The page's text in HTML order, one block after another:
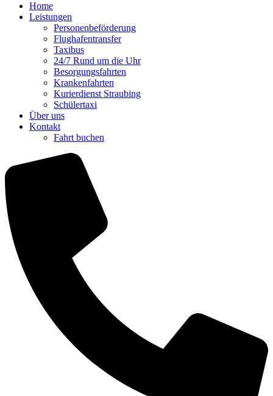
Home
Leistungen
Personenbeförderung
Flughafentransfer
Taxibus
24/7 Rund um die Uhr
Besorgungsfahrten
Krankenfahrten
Kurierdienst Straubing
Schülertaxi
Über uns
Kontakt
Fahrt buchen